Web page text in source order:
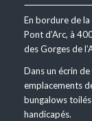
En bordure de
Pont d’Arc, à
des Gorges de
Dans un écrin
emplacements
bungalows
handicapés.